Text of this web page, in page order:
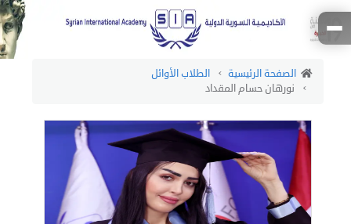
الصفحة الرئيسية
الطلاب الأوائل
نورهان حسام المقداد